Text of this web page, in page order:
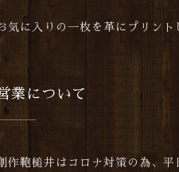
気に入りの一枚を革にプリン
業について
作鞄槌井はコロナ対策の為、